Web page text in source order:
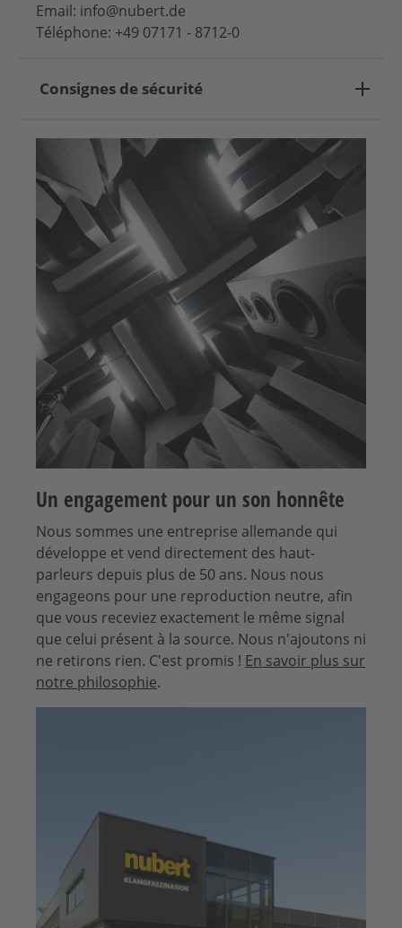
Email: info@nubert.de
Téléphone: +49 07171 - 8712-0
Consignes de sécurité
Un engagement pour un son honnête
Nous sommes une entreprise allemande qui
développe et vend directement des haut-
parleurs depuis plus de 50 ans. Nous nous
engageons pour une reproduction neutre, afin
que vous receviez exactement le même signal
que celui présent à la source. Nous n'ajoutons ni
ne retirons rien. C'est promis ! En savoir plus sur
notre philosophie.